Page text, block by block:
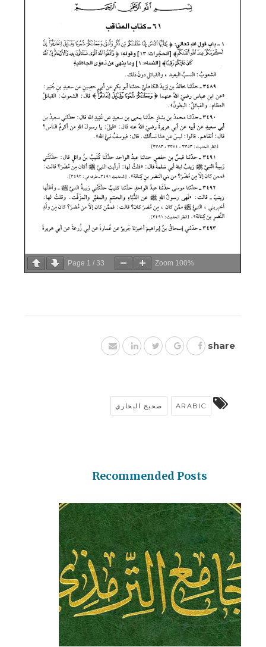
Page 1 / 33 Zoom 100%
share
ARABIC صحيح البخاري
Recommended Posts